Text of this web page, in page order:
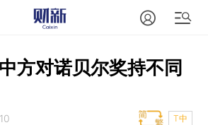
方对诺贝尔奖持不同
T中